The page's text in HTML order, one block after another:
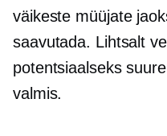
väikeste müüjate
saavutada. Lihtsalt
potentsiaalseks
valmis.